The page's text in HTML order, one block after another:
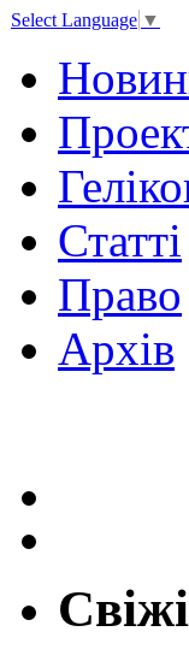
Select Language ▼
Статті
Право
Архів